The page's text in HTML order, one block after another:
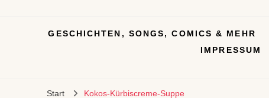
GESCHICHTEN, SONGS, COMICS & MEHR
IMPRESSUM
Start Kokos-Kürbiscreme-Suppe